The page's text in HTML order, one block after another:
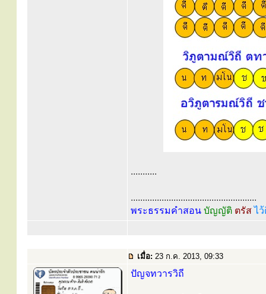
...........
.....................................................
พระธรรมคำสอน บัญญัติ ตรัสไ
เมื่อ: 23 ก.ค. 2013, 09:33
ปัญจทวารวิถี